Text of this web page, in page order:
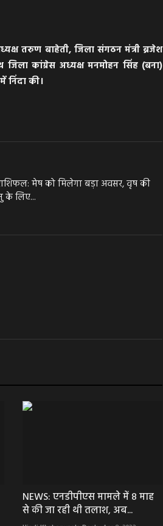
तरुण बाहेती, जिला संगठन मंत्री ब्रजेश
कांग्रेस अध्यक्ष मनमोहन सिंह (बना)
निंदा की।
मेष को मिलेगा बड़ा अवसर, वृष की
के लिए...
NEWS: एनडीपीएस मामले में 8 माह
से की जा रही थी तलाश, अब...